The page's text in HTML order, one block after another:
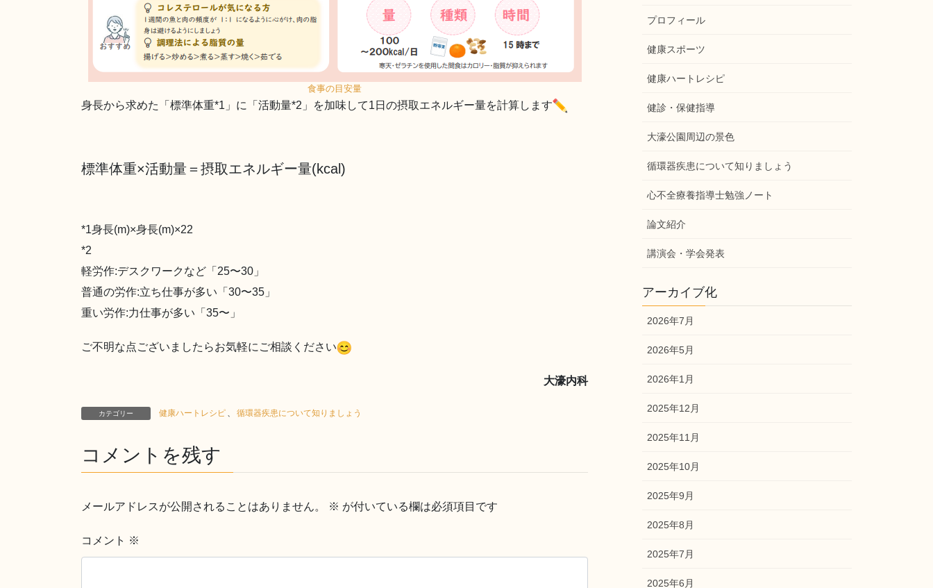
食事の目安量
身長から求めた「標準体重*1」に「活動量*2」を加味して1日の摂取エネルギー量を計算します
標準体重×活動量＝摂取エネルギー量(kcal)
*1身長(m)×身長(m)×22
*2
軽労作:デスクワークなど「25〜30」
普通の労作:立ち仕事が多い「30〜35」
重い労作:力仕事が多い「35〜」
ご不明な点ございましたらお気軽にご相談ください
大濠内科
カテゴリー 健康ハートレシピ 、 循環器疾患について知りましょう
コメントを残す
メールアドレスが公開されることはありません。 ※ が付いている欄は必須項目です
コメント ※
プロフィール
健康スポーツ
健康ハートレシピ
健診・保健指導
大濠公園周辺の景色
循環器疾患について知りましょう
心不全療養指導士勉強ノート
論文紹介
講演会・学会発表
アーカイブ化
2026年7月
2026年5月
2026年1月
2025年12月
2025年11月
2025年10月
2025年9月
2025年8月
2025年7月
2025年6月